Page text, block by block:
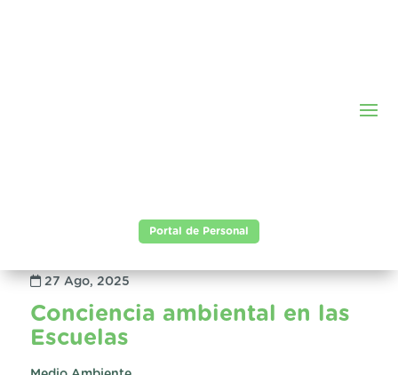
Portal de Personal
27 Ago, 2025
Conciencia ambiental en las
Escuelas